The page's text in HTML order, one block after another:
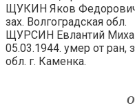
ЩУКИН Яков
зах. Волгоградская обл.
ЩУРСИН Евлантий
05.03.1944. умер от ран,
обл. г. Каменка.